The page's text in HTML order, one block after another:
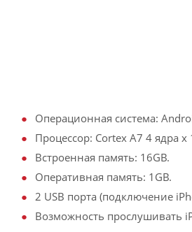
Операционная система:
Процессор: Cortex A7 4 ядра х
Встроенная память: 16GB.
Оперативная память: 1GB.
2 USB порта (подключение
Возможность прослушивать